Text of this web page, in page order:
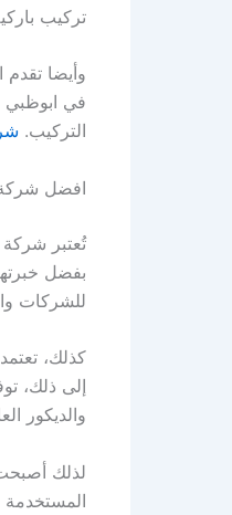
تركيب
وأيضا تقدم
في ابوظبي
التركيب.
افضل شركة
تُعتبر
بفضل
للشركات
كذلك،
إلى ذلك،
والديكور
لذلك
المستخدمة